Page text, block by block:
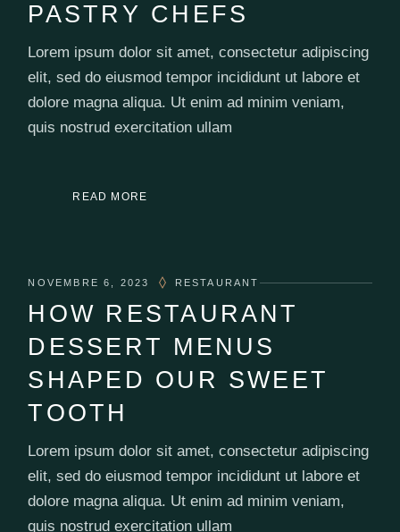
PASTRY CHEFS
Lorem ipsum dolor sit amet, consectetur adipiscing
elit, sed do eiusmod tempor incididunt ut labore et
dolore magna aliqua. Ut enim ad minim veniam,
quis nostrud exercitation ullam
READ MORE
NOVEMBRE 6, 2023 RESTAURANT
HOW RESTAURANT
DESSERT MENUS
SHAPED OUR SWEET
TOOTH
Lorem ipsum dolor sit amet, consectetur adipiscing
elit, sed do eiusmod tempor incididunt ut labore et
dolore magna aliqua. Ut enim ad minim veniam,
quis nostrud exercitation ullam